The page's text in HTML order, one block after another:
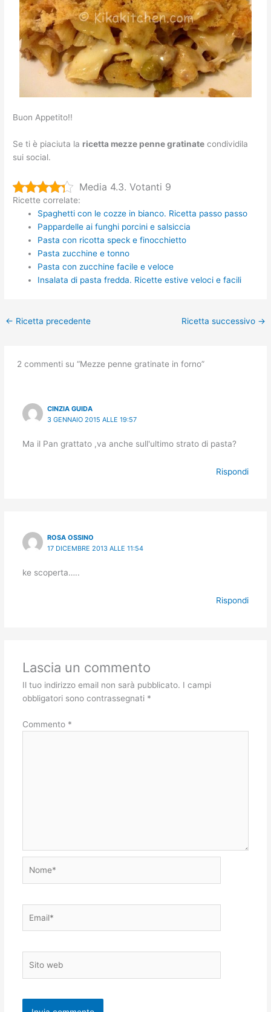
Buon Appetito!!
Se ti è piaciuta la ricetta mezze penne gratinate condividila
sui social.
Media 4.3. Votanti 9
Ricette correlate:
Spaghetti con le cozze in bianco. Ricetta passo passo
Pappardelle ai funghi porcini e salsiccia
Pasta con ricotta speck e finocchietto
Pasta zucchine e tonno
Pasta con zucchine facile e veloce
Insalata di pasta fredda. Ricette estive veloci e facili
← Ricetta precedente Ricetta successivo →
2 commenti su “Mezze penne gratinate in forno”
CINZIA GUIDA
3 GENNAIO 2015 ALLE 19:57
Ma il Pan grattato ,va anche sull'ultimo strato di pasta?
Rispondi
ROSA OSSINO
17 DICEMBRE 2013 ALLE 11:54
ke scoperta…..
Rispondi
Lascia un commento
Il tuo indirizzo email non sarà pubblicato. I campi
obbligatori sono contrassegnati *
Commento *
web